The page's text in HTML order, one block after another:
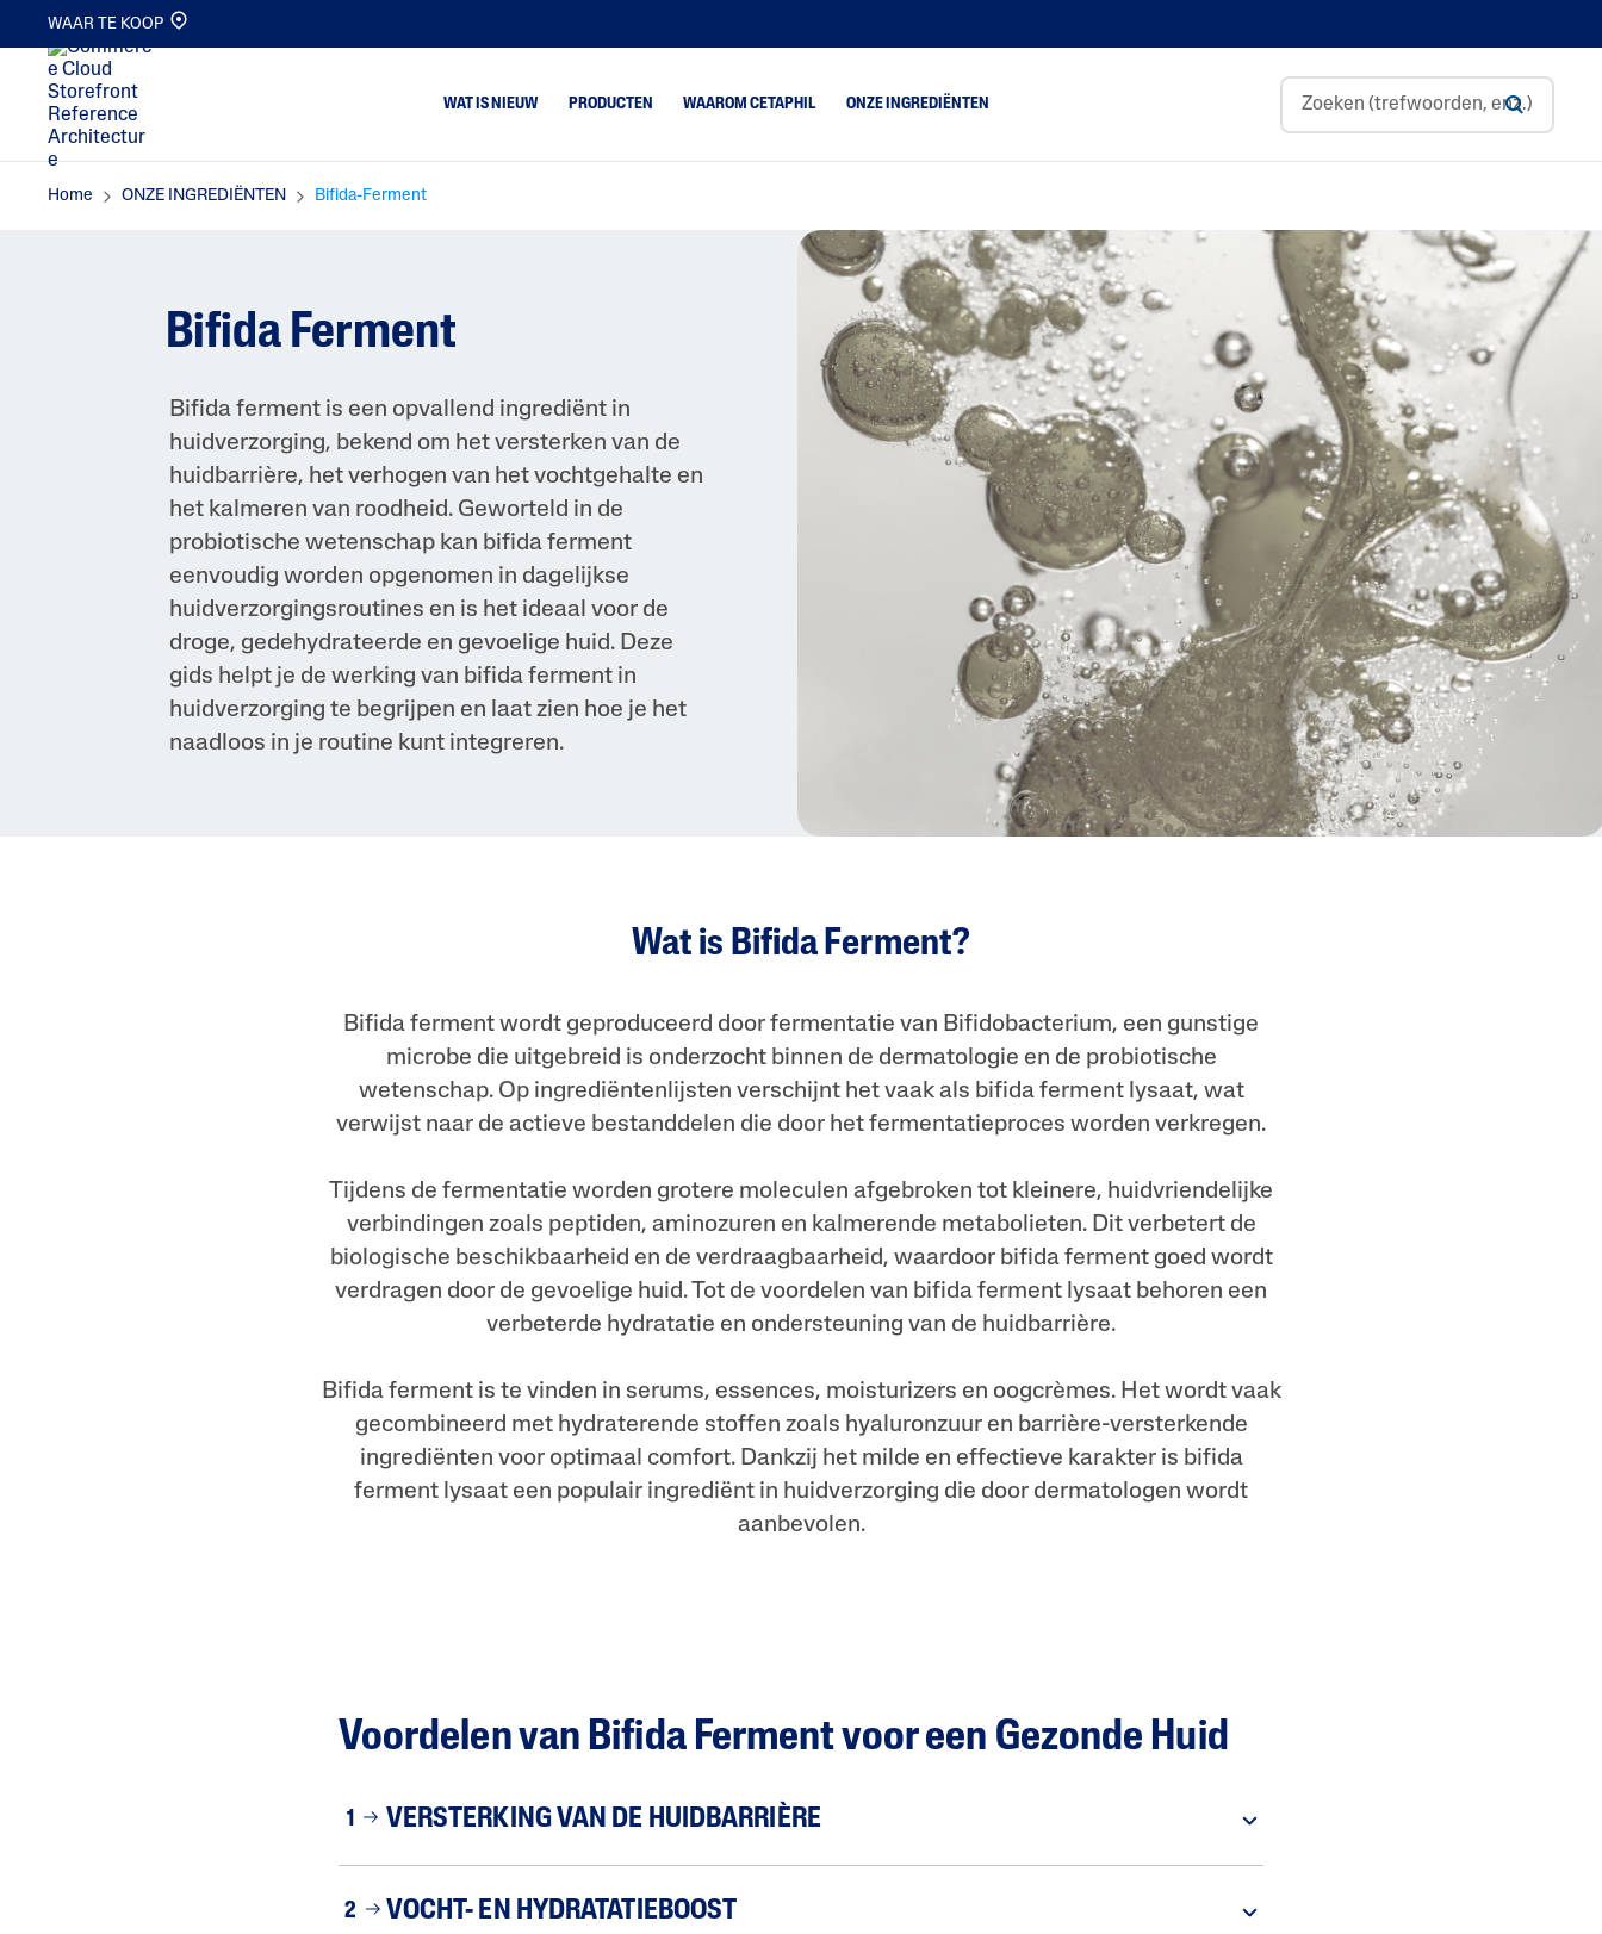
WAAR TE KOOP
WAT IS NIEUW PRODUCTEN
Moisturizers
Gentle Clear
Gentle Exfoliating SA
Optimal Hydration
Glycerine
Hyaluronzuur
Niacinamide
Panthenol
Sheaboter
Zoete Amandelolie
Tocopherol
Bifida Ferment
Gallic-Aox
Triple Acid Blend
Urea
WAAROM CETAPHIL ONZE INGREDIËNTEN
Home ONZE INGREDIËNTEN Bifida-Ferment
Bifida Ferment
Bifida ferment is een opvallend ingrediënt in
huidverzorging, bekend om het versterken van de
huidbarrière, het verhogen van het vochtgehalte en
het kalmeren van roodheid. Geworteld in de
probiotische wetenschap kan bifida ferment
eenvoudig worden opgenomen in dagelijkse
huidverzorgingsroutines en is het ideaal voor de
droge, gedehydrateerde en gevoelige huid. Deze
gids helpt je de werking van bifida ferment in
huidverzorging te begrijpen en laat zien hoe je het
naadloos in je routine kunt integreren.
Wat is Bifida Ferment?
Bifida ferment wordt geproduceerd door fermentatie van Bifidobacterium, een gunstige
microbe die uitgebreid is onderzocht binnen de dermatologie en de probiotische
wetenschap. Op ingrediëntenlijsten verschijnt het vaak als bifida ferment lysaat, wat
verwijst naar de actieve bestanddelen die door het fermentatieproces worden verkregen.
Tijdens de fermentatie worden grotere moleculen afgebroken tot kleinere, huidvriendelijke
verbindingen zoals peptiden, aminozuren en kalmerende metabolieten. Dit verbetert de
biologische beschikbaarheid en de verdraagbaarheid, waardoor bifida ferment goed wordt
verdragen door de gevoelige huid. Tot de voordelen van bifida ferment lysaat behoren een
verbeterde hydratatie en ondersteuning van de huidbarrière.
Bifida ferment is te vinden in serums, essences, moisturizers en oogcrèmes. Het wordt vaak
gecombineerd met hydraterende stoffen zoals hyaluronzuur en barrière-versterkende
ingrediënten voor optimaal comfort. Dankzij het milde en effectieve karakter is bifida
ferment lysaat een populair ingrediënt in huidverzorging die door dermatologen wordt
aanbevolen.
Voordelen van Bifida Ferment voor een Gezonde Huid
1 VERSTERKING VAN DE HUIDBARRIÈRE
2 VOCHT- EN HYDRATATIEBOOST